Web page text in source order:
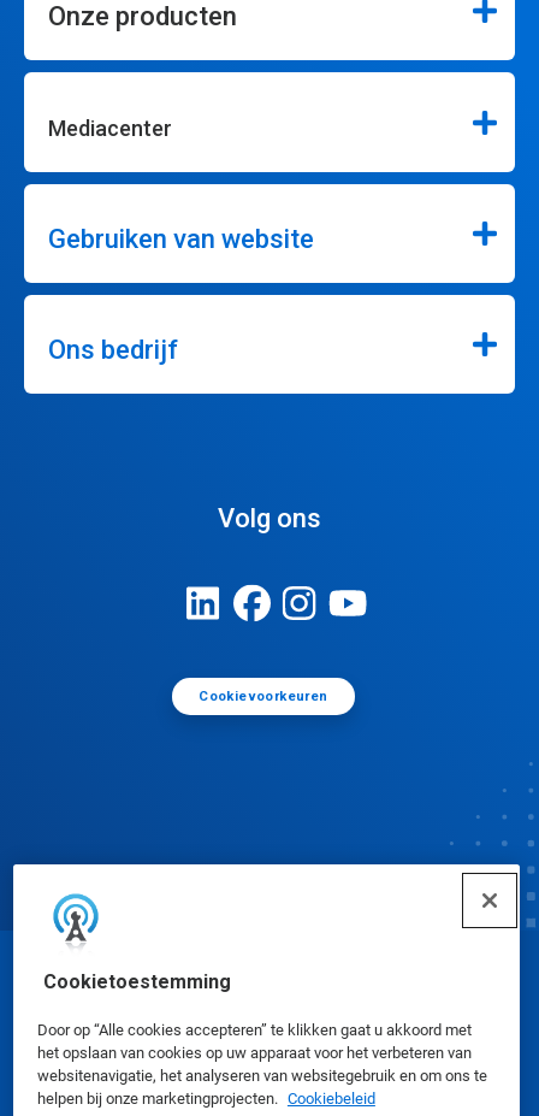
Cookietoestemming
Door op “Alle cookies accepteren” te klikken gaat u akkoord met
het opslaan van cookies op uw apparaat voor het verbeteren van
websitenavigatie, het analyseren van websitegebruik en om ons te
helpen bij onze marketingprojecten. Cookiebeleid
Onze producten
Mediacenter
Gebruiken van website
Ons bedrijf
Volg ons
Cookievoorkeuren
© Ecolab Inc. 2025
Veiligheidsinformatiebladen|Privacybeleid|
Gebruiksvoorwaarden